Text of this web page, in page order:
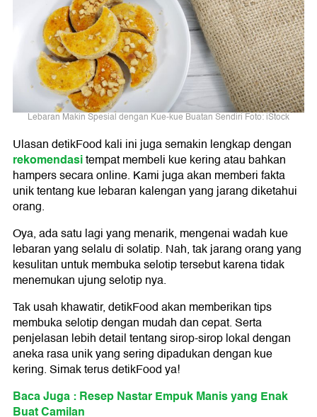
Lebaran Makin Spesial dengan Kue-kue Buatan Sendiri Foto: iStock
Ulasan detikFood kali ini juga semakin lengkap dengan
rekomendasitempat membeli kue kering atau bahkan
hampers secara online. Kami juga akan memberi fakta
unik tentang kue lebaran kalengan yang jarang diketahui
orang.
Oya, ada satu lagi yang menarik, mengenai wadah kue
lebaran yang selalu di solatip. Nah, tak jarang orang yang
kesulitan untuk membuka selotip tersebut karena tidak
menemukan ujung selotip nya.
Tak usah khawatir, detikFood akan memberikan tips
membuka selotip dengan mudah dan cepat. Serta
penjelasan lebih detail tentang sirop-sirop lokal dengan
aneka rasa unik yang sering dipadukan dengan kue
kering. Simak terus detikFood ya!
Baca Juga : Resep Nastar Empuk Manis yang Enak
Buat Camilan